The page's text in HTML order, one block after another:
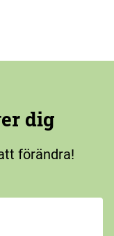
dig
förändra!